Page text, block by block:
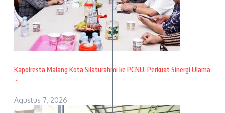
Kapolresta Malang Kota Silaturahmi ke PCNU, Perkuat Sinergi Ulama
...
Agustus 7, 2026